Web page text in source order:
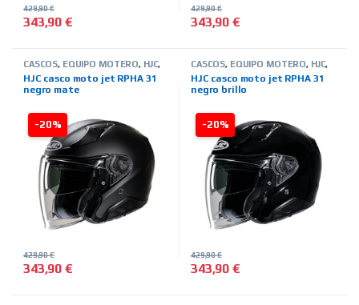
343,90€
429,90€
Este producto tiene múltiples variantes. Las opciones se
343,90€
429,90€
Este producto tiene múltiples
-20%
CASCOS, EQUIPO MOTERO, HJC,
HJC casco moto jet RPHA 31
negro mate
343,90€
429,90€
Este producto tiene múltiples variantes. Las opciones se
-20%
CASCOS, EQUIPO MOTERO, HJC,
HJC casco moto jet RPHA 31
negro brillo
343,90€
429,90€
Este producto tiene múltiples